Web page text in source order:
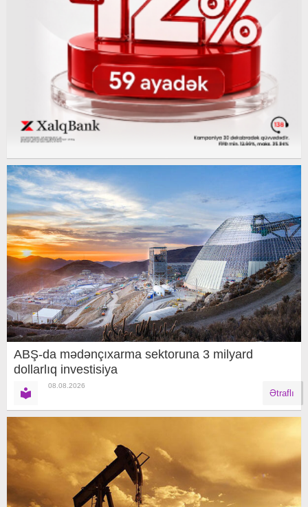
ABŞ-da mədənçıxarma sektoruna 3 milyard
dollarlıq investisiya
08.08.2026
Ətraflı